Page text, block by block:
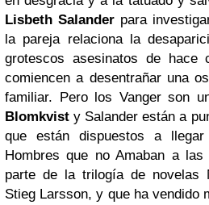
Lisbeth Salander para
la pareja relaciona la
grotescos asesinatos de hace
comiencen a desentrañar una
familiar. Pero los Vanger son
Blomkvist y Salander están a
que están dispuestos a
Hombres que no Amaban a
parte de la trilogía de novelas
Stieg Larsson, y que ha vendido